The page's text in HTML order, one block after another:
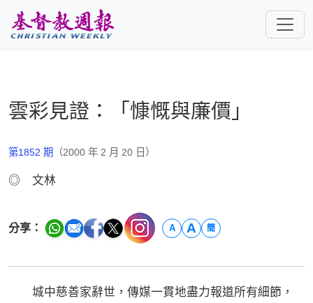
雲彩見證：「慷慨與廉價」
第1852 期 （2000 年 2 月 20 日）
◎ 文林
分享： A A 簡
城中慈善家辭世，傳媒一貫地盡力報道所有細節，